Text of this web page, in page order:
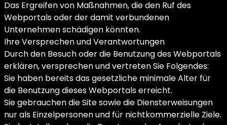
Das Ergreifen von Maßnahmen, die den Ruf des
Webportals oder der damit verbundenen
Unternehmen schädigen könnten.
Ihre Versprechen und Verantwortungen
Durch den Besuch oder die Benutzung des Webportals
erklären, versprechen und vertreten Sie Folgendes:
Sie haben bereits das gesetzliche minimale Alter für
die Benutzung dieses Webportals erreicht.
Sie gebrauchen die Site sowie die Diensterweisungen
nur als Einzelpersonen und für nichtkommerzielle Ziele.